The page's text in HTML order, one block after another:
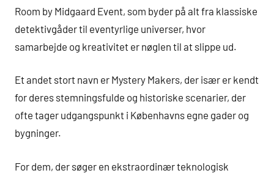
Room by Midgaard Event, som byder på alt fra klassiske
detektivgåder til eventyrlige universer, hvor
samarbejde og kreativitet er nøglen til at slippe ud.
Et andet stort navn er Mystery Makers, der især er kendt
for deres stemningsfulde og historiske scenarier, der
ofte tager udgangspunkt i Københavns egne gader og
bygninger.
For dem, der søger en ekstraordinær teknologisk